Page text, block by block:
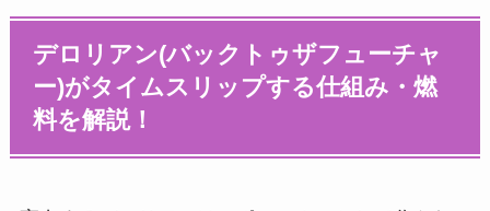
デロリアン(バックトゥザフューチャ
ー)がタイムスリップする仕組み・燃
料を解説！